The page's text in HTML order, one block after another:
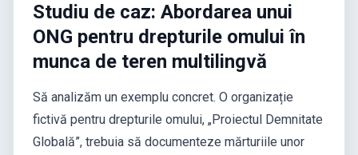
Studiu de caz: Abordarea unui
ONG pentru drepturile omului în
munca de teren multilingvă
Să analizăm un exemplu concret. O organizație
fictivă pentru drepturile omului, „Proiectul Demnitate
Globală”, trebuia să documenteze mărturiile unor